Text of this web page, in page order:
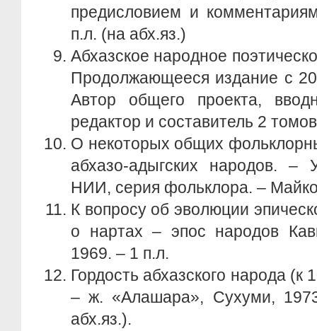
предисловием и
п.л. (на абх.яз.)
Абхазское народное
Продолжающееся издание с
Автор общего проекта,
редактор и составитель 2
О некоторых общих
абхазо-адыгских народов. –
НИИ, серия фольклора. –
К вопросу об эволюции
о нартах – эпос народов
1969. – 1 п.л.
Гордость абхазского народа
– ж. «Алашара», Сухуми,
абх.яз.).